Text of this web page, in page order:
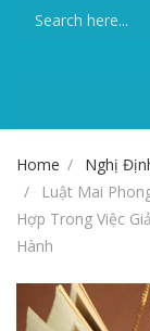
Home
Nghị
Luật Mai
Hợp Trong Việc
Hành